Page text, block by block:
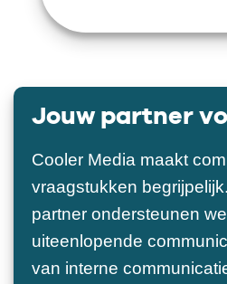
Jouw partner
Cooler Media maakt
vraagstukken
partner ondersteunen
uiteenlopende
van interne